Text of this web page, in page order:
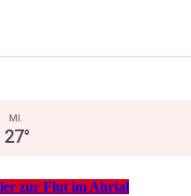
MI.
27°
zur Flut im Ahrtal